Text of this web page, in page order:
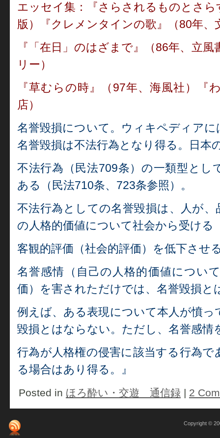
エッセイ集：『さらされるものとさ
版）『クレメンタインの歌』（80年、
『「在日」のはざまで』（86年、立
リー）
『草むらの時』（97年、海風社）『
店）
名誉毀損について。ウィキペディア
名誉毀損は不法行為となり得る。日本
不法行為（民法709条）の一類型とし
ある（民法710条、723条参照）。
不法行為としての名誉毀損は、人が
の人格的価値について社会から受ける
客観的評価（社会的評価）を低下させ
名誉感情（自己の人格的価値につい
価）を害されただけでは、名誉毀損と
例えば、ある表現について本人が憤
毀損とはならない。ただし、名誉感情
行為が人格権の侵害に該当する行為
る場合はあり得る。』
Posted in ほろ酔い・交遊 通信録 | 2
Copyright ©